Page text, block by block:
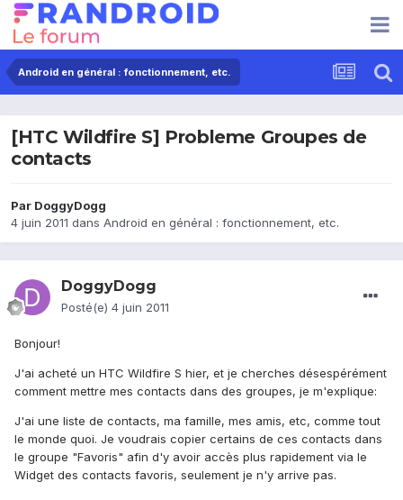
Android en général : fonctionnement, etc.
[HTC Wildfire S] Probleme Groupes de
contacts
Par DoggyDogg
4 juin 2011 dans Android en général : fonctionnement, etc.
DoggyDogg
Posté(e) 4 juin 2011
Bonjour!
J'ai acheté un HTC Wildfire S hier, et je cherches désespérément
comment mettre mes contacts dans des groupes, je m'explique:
J'ai une liste de contacts, ma famille, mes amis, etc, comme tout
le monde quoi. Je voudrais copier certains de ces contacts dans
le groupe "Favoris" afin d'y avoir accès plus rapidement via le
Widget des contacts favoris, seulement je n'y arrive pas.